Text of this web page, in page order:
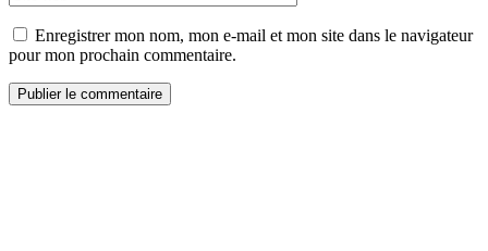
Enregistrer mon nom, mon e-mail et mon site dans le navigateur
pour mon prochain commentaire.